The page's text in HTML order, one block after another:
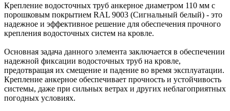
Крепление водосточных труб анкерное диаметром 110 мм с
порошковым покрытием RAL 9003 (Сигнальный белый) - это
надежное и эффективное решение для обеспечения прочного
крепления водосточных систем на кровле.
Основная задача данного элемента заключается в обеспечении
надежной фиксации водосточных труб на кровле,
предотвращая их смещение и падение во время эксплуатации.
Крепление анкерное обеспечивает прочность и устойчивость
системы, даже при сильных ветрах и других неблагоприятных
погодных условиях.